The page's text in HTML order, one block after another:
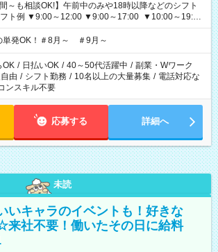
間～も相談OK!】午前中のみや18時以降などのシフト
フト例 ▼9:00～12:00 ▼9:00～17:00 ▼10:00～19:00
単発OK！＃8月～ ＃9月～
OK / 日払いOK / 40～50代活躍中 / 副業・Wワーク
由 / シフト勤務 / 10名以上の大量募集 / 電話対応な
ンスキル不要
応募する 詳細へ
未読
いキャラのイベントも！好きな
来社不要！働いたその日に給料